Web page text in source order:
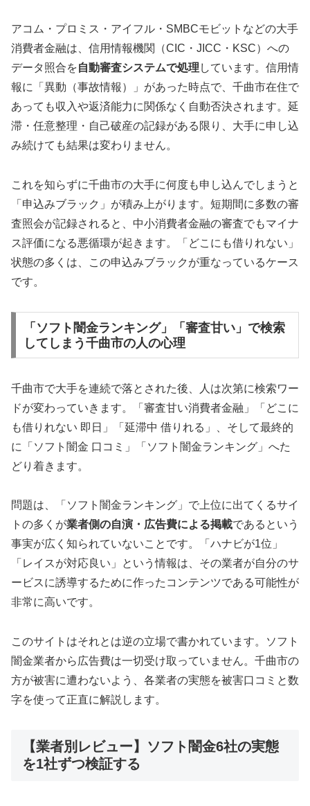
アコム・プロミス・アイフル・SMBCモビットなどの大手
消費者金融は、信用情報機関（CIC・JICC・KSC）への
データ照合を自動審査システムで処理 しています。信用情
報に「異動（事故情報）」があった時点で、千曲市在住で
あっても収入や返済能力に関係なく自動否決されます。延
滞・任意整理・自己破産の記録がある限り、大手に申し込
み続けても結果は変わりません。
これを知らずに千曲市の大手に何度も申し込んでしまうと
「申込みブラック」が積み上がります。短期間に多数の審
査照会が記録されると、中小消費者金融の審査でもマイナ
ス評価になる悪循環が起きます。「どこにも借りれない」
状態の多くは、この申込みブラックが重なっているケース
です。
「ソフト闇金ランキング」「審査甘い」で検索
してしまう千曲市の人の心理
千曲市で大手を連続で落とされた後、人は次第に検索ワー
ドが変わっていきます。「審査甘い消費者金融」「どこに
も借りれない 即日」「延滞中 借りれる」、そして最終的
に「ソフト闇金 口コミ」「ソフト闇金ランキング」へた
どり着きます。
問題は、「ソフト闇金ランキング」で上位に出てくるサイ
トの多くが業者側の自演・広告費による掲載であるという
事実が広く知られていないことです。「ハナビが1位」
「レイスが対応良い」という情報は、その業者が自分のサ
ービスに誘導するために作ったコンテンツである可能性が
非常に高いです。
このサイトはそれとは逆の立場で書かれています。ソフト
闇金業者から広告費は一切受け取っていません。千曲市の
方が被害に遭わないよう、各業者の実態を被害口コミと数
字を使って正直に解説します。
【業者別レビュー】ソフト闇金6社の実態
を1社ずつ検証する